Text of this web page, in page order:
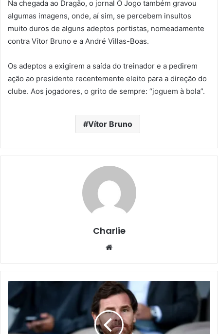
Na chegada ao Dragão, o jornal O Jogo também gravou
algumas imagens, onde, aí sim, se percebem insultos
muito duros de alguns adeptos portistas, nomeadamente
contra Vítor Bruno e a André Villas-Boas.
Os adeptos a exigirem a saída do treinador e a pedirem
ação ao presidente recentemente eleito para a direção do
clube. Aos jogadores, o grito de sempre: “joguem à bola”.
Vítor Bruno
Charlie
Website